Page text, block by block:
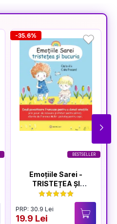
BESTSELLER
-35.6%
Emoțiile Sarei -
TRISTEȚEA ȘI
BUCURIA
PRP: 30.9 Lei
19.9 Lei